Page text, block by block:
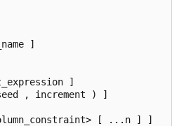
]
]
, increment ) ]
[ ...n ] ]